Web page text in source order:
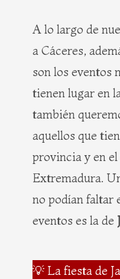
o
k
t
r
A lo largo de
a Cáceres,
son los eventos
tienen lugar en
también
aquellos que
provincia y en
Extremadura.
no podían faltar
eventos es la de
💡 La fiesta de